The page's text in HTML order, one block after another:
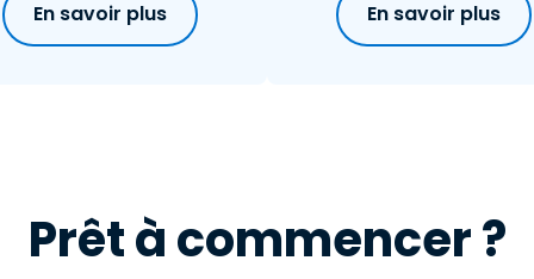
En savoir plus En savoir plus
Prêt à commencer ?